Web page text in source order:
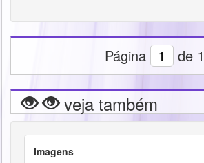
Página de 1
veja também
Imagens